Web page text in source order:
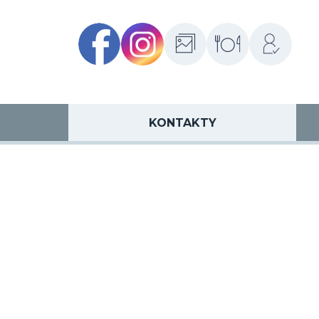
FacebookInstagramFotogalerieŠkolní
jídelny
Přihlášení
KONTAKTY